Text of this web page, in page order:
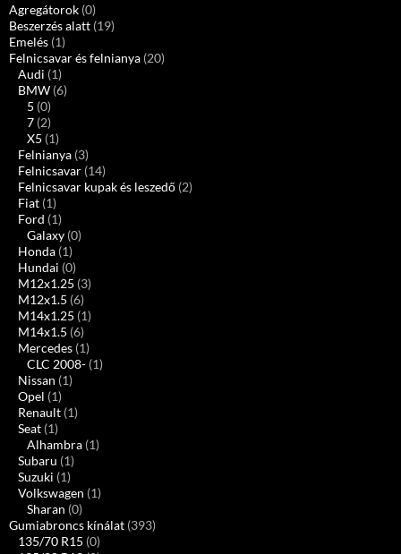
Agregátorok (0)
Beszerzés alatt (19)
Emelés (1)
Felnicsavar és felnianya (20)
Audi (1)
BMW (6)
5 (0)
7 (2)
X5 (1)
Felnianya (3)
Felnicsavar (14)
Felnicsavar kupak és leszedő (2)
Fiat (1)
Ford (1)
Galaxy (0)
Honda (1)
Hundai (0)
M12x1.25 (3)
M12x1.5 (6)
M14x1.25 (1)
M14x1.5 (6)
Mercedes (1)
CLC 2008- (1)
Nissan (1)
Opel (1)
Renault (1)
Seat (1)
Alhambra (1)
Subaru (1)
Suzuki (1)
Volkswagen (1)
Sharan (0)
Gumiabroncs kínálat (393)
135/70 R15 (0)